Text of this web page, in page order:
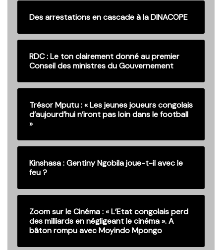
Des arrestations en cascade à la DINACOPE
RDC : Le ton clairement donné au premier
Conseil des ministres du Gouvernement
Trésor Mputu : « Les jeunes joueurs congolais
d’aujourd’hui n’iront pas loin dans le football
»
Kinshasa : Gentiny Ngobila joue-t-il avec le
feu ?
Zoom sur le Cinéma : « L’Etat congolais perd
des milliards en négligeant le cinéma ». A
bâton rompu avec Moyindo Mpongo